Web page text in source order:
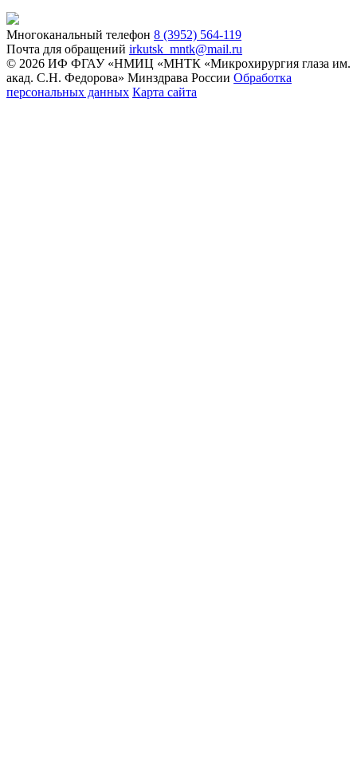
Многоканальный телефон 8 (3952) 564-119
Почта для обращений irkutsk_mntk@mail.ru
© 2026 ИФ ФГАУ «НМИЦ «МНТК «Микрохирургия глаза им.
акад. С.Н. Федорова» Минздрава России Обработка
персональных данных Карта сайта